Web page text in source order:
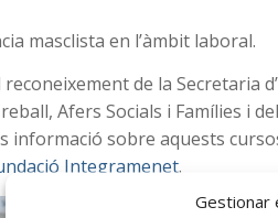
Gestionar
masclista en l’àmbit laboral.
de la Secretaria
Afers Socials i Famílies i
informació sobre aquests
Integramenet.